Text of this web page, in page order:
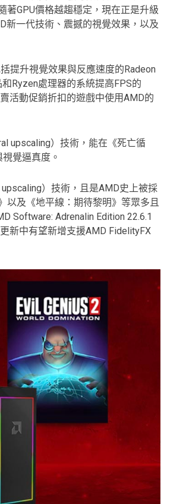
著GPU價格越趨穩定，現在正是升級
新一代技術、震撼的視覺效果，以及
提升視覺效果與反應速度的Radeon
Ryzen處理器的系統提高FPS的
活動促銷折扣的遊戲中使用AMD的
upscaling）技術，能在《死亡循
覺逼真度。
）技術，且是AMD史上被採
以及《地平線：期待黎明》等眾多且
Software: Adrenalin Edition 22.6.1
新中有望新增支援AMD FidelityFX